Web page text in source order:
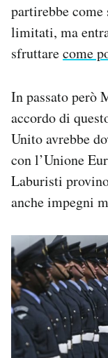
partirebbe
limitati, ma
sfruttarecome
In passato però
accordo di
Unito avrebbe
con l’Unione
Laburisti
anche impegni